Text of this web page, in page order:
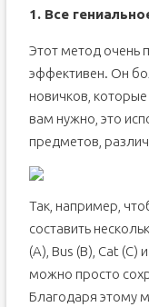
1. Все
Этот метод очень
эффективен. Он
новичков, которые
вам нужно, это
предметов,
Так, например,
составить
(A), Bus (B), Cat (C)
можно просто
Благодаря этому